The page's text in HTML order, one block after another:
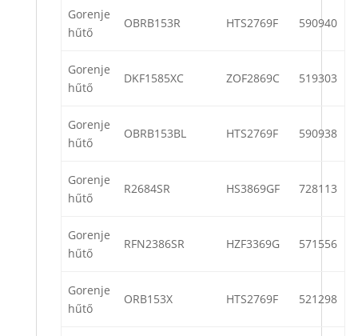
Gorenje
hűtő
OBRB153R HTS2769F 590940
Gorenje
hűtő
DKF1585XC ZOF2869C 519303
Gorenje
hűtő
OBRB153BL HTS2769F 590938
Gorenje
hűtő
R2684SR HS3869GF 728113
Gorenje
hűtő
RFN2386SR HZF3369G 571556
Gorenje
hűtő
ORB153X HTS2769F 521298